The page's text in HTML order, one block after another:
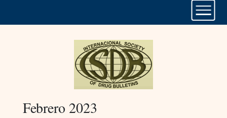
Febrero 2023